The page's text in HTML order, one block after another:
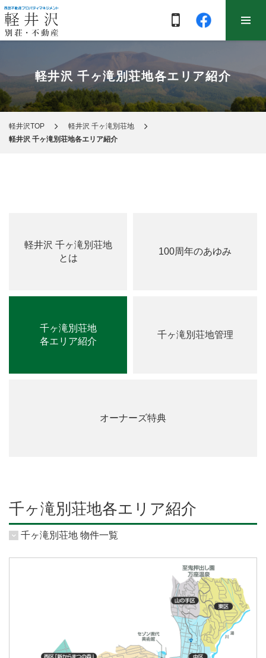
軽井沢 千ヶ滝別荘地各エリア紹介
軽井沢TOP
軽井沢 千ヶ滝別荘地
軽井沢 千ヶ滝別荘地各エリア紹介
軽井沢 千ヶ滝別荘地
とは
100周年のあゆみ
千ヶ滝別荘地
各エリア紹介
千ヶ滝別荘地管理
オーナーズ特典
千ヶ滝別荘地各エリア紹介
千ヶ滝別荘地 物件一覧